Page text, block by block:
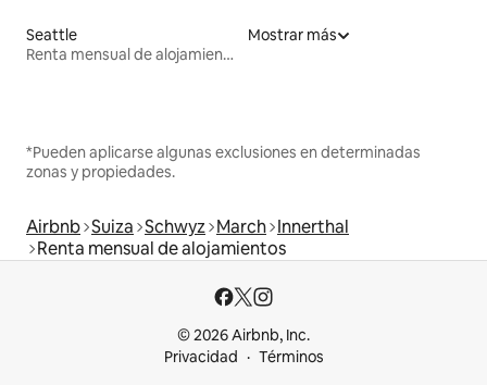
Seattle
Renta mensual de alojamientos
Mostrar más
*Pueden aplicarse algunas exclusiones en determinadas
zonas y propiedades.
Airbnb Suiza Schwyz March Innerthal
Renta mensual de alojamientos
© 2026 Airbnb, Inc.
Privacidad
Términos